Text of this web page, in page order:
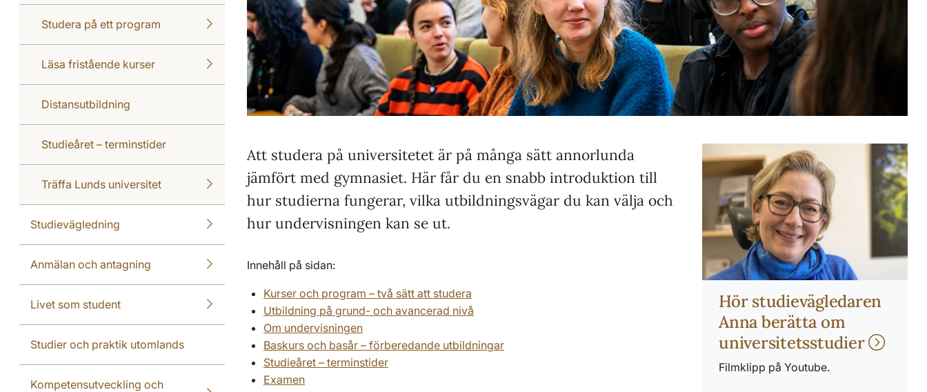
Studera på ett program
Läsa fristående kurser
Distansutbildning
Studieåret – terminstider
Träffa Lunds universitet
Studievägledning
Anmälan och antagning
Livet som student
Studier och praktik utomlands
Kompetensutveckling och
Att studera på universitetet är på många sätt annorlunda
jämfört med gymnasiet. Här får du en snabb introduktion till
hur studierna fungerar, vilka utbildningsvägar du kan välja och
hur undervisningen kan se ut.
Innehåll på sidan:
Kurser och program – två sätt att studera
Utbildning på grund- och avancerad nivå
Om undervisningen
Baskurs och basår – förberedande utbildningar
Studieåret – terminstider
Examen
Hör studievägledaren
Anna berätta om
universitetsstudier
Filmklipp på Youtube.